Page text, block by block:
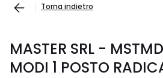
Torna indietro
MASTER SRL -
MODI 1 POSTO